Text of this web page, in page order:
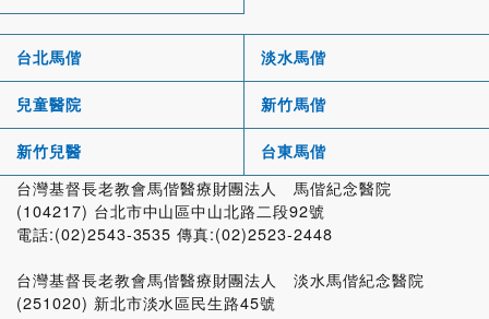
台北馬偕 淡水馬偕
兒童醫院 新竹馬偕
新竹兒醫 台東馬偕
台灣基督長老教會馬偕醫療財團法人 馬偕紀念醫院
(104217) 台北市中山區中山北路二段92號
電話:(02)2543-3535 傳真:(02)2523-2448
台灣基督長老教會馬偕醫療財團法人 淡水馬偕紀念醫院
(251020) 新北市淡水區民生路45號